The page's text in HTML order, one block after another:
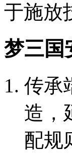
于施放
梦三国
传承
造，
配规